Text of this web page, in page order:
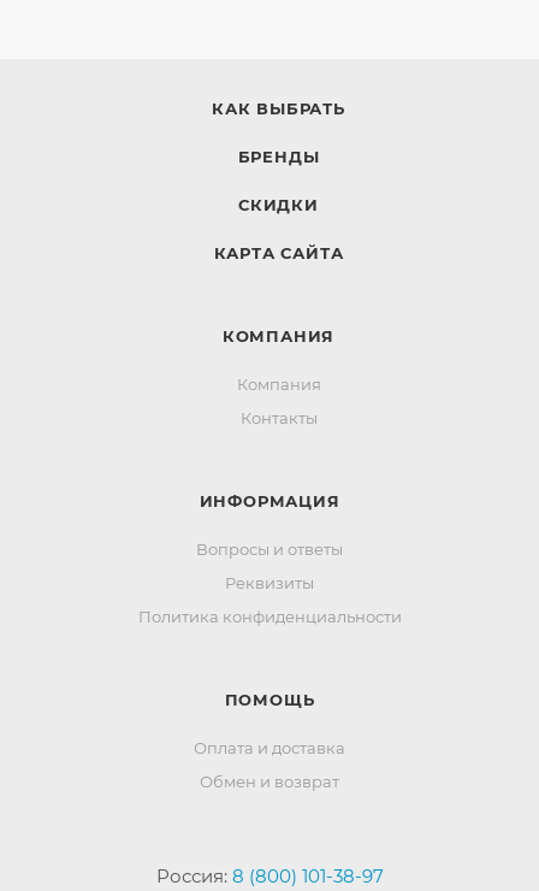
КАК ВЫБРАТЬ
БРЕНДЫ
СКИДКИ
КАРТА САЙТА
КОМПАНИЯ
Компания
Контакты
ИНФОРМАЦИЯ
Вопросы и ответы
Реквизиты
Политика конфиденциальности
ПОМОЩЬ
Оплата и доставка
Обмен и возврат
Россия: 8 (800) 101-38-97